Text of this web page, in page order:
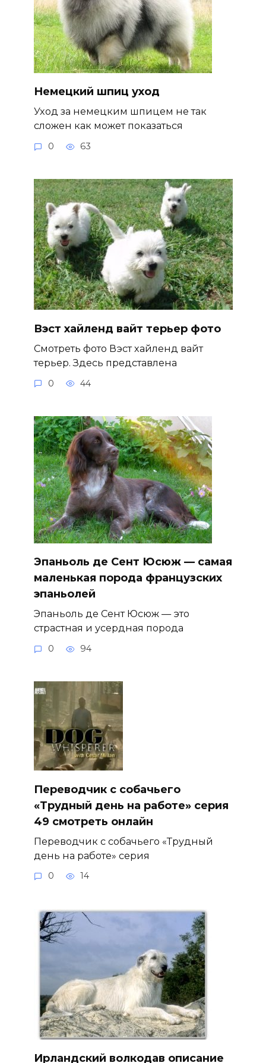
Немецкий шпиц уход
Уход за немецким шпицем не так
сложен как может показаться
0 63
Вэст хайленд вайт терьер фото
Смотреть фото Вэст хайленд вайт
терьер. Здесь представлена
0 44
Эпаньоль де Сент Юсюж — самая
маленькая порода французских
эпаньолей
Эпаньоль де Сент Юсюж — это
страстная и усердная порода
0 94
Переводчик с собачьего
«Трудный день на работе» серия
49 смотреть онлайн
Переводчик с собачьего «Трудный
день на работе» серия
0 14
Ирландский волкодав описание